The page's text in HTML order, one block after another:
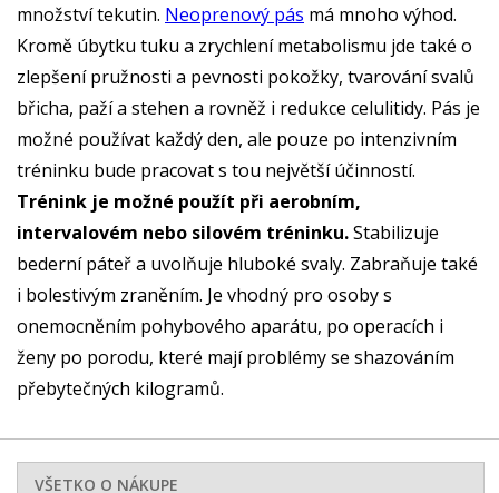
množství tekutin. Neoprenový pás má mnoho výhod.
Kromě úbytku tuku a zrychlení metabolismu jde také o
zlepšení pružnosti a pevnosti pokožky, tvarování svalů
břicha, paží a stehen a rovněž i redukce celulitidy. Pás je
možné používat každý den, ale pouze po intenzivním
tréninku bude pracovat s tou největší účinností.
Trénink je možné použít při aerobním,
intervalovém nebo silovém tréninku.Stabilizuje
bederní páteř a uvolňuje hluboké svaly. Zabraňuje také
i bolestivým zraněním. Je vhodný pro osoby s
onemocněním pohybového aparátu, po operacích i
ženy po porodu, které mají problémy se shazováním
přebytečných kilogramů.
VŠETKO O NÁKUPE